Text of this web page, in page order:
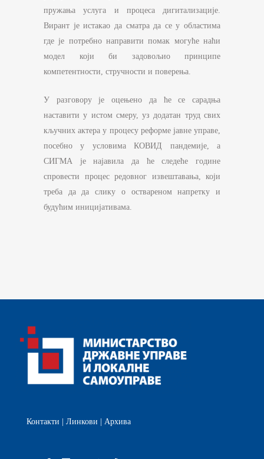
пружања услуга и процеса дигитализације.
Вирант је истакао да сматра да се у областима
где је потребно направити помак могуће наћи
модел који би задовољио принципе
компетентности, стручности и поверења.
У разговору је оцењено да ће се сарадња
наставити у истом смеру, уз додатан труд свих
кључних актера у процесу реформе јавне управе,
посебно у условима КОВИД пандемије, а
СИГМА је најавила да ће следеће године
спровести процес редовног извештавања, који
треба да да слику о оствареном напретку и
будућим иницијативама.
Контакти Линкови Архива